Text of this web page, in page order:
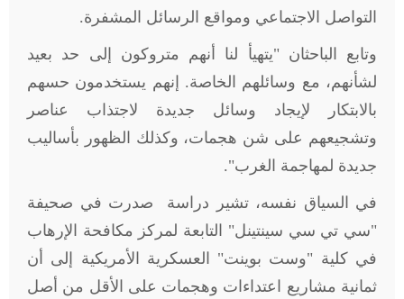
التواصل الاجتماعي ومواقع الرسائل المشفرة.
وتابع الباحثان "يتهيأ لنا أنهم متروكون إلى حد بعيد
لشأنهم، مع وسائلهم الخاصة. إنهم يستخدمون حسهم
بالابتكار لإيجاد وسائل جديدة لاجتذاب عناصر
وتشجيعهم على شن هجمات، وكذلك الظهور بأساليب
جديدة لمهاجمة الغرب"
.
في السياق نفسه، تشير دراسة صدرت في صحيفة
"سي تي سي سينتينل" التابعة لمركز مكافحة الإرهاب
في كلية "وست بوينت" العسكرية الأمريكية إلى أن
ثمانية مشاريع اعتداءات وهجمات على الأقل من أصل